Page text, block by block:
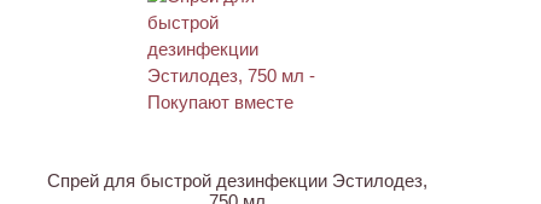
Спрей для быстрой дезинфекции Эстилодез,